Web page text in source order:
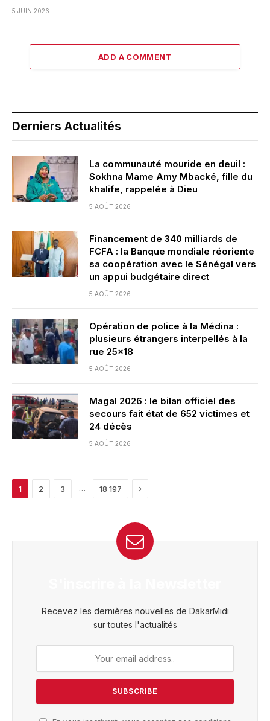
5 JUIN 2026
ADD A COMMENT
Derniers Actualités
La communauté mouride en deuil :
Sokhna Mame Amy Mbacké, fille du
khalife, rappelée à Dieu
5 AOÛT 2026
Financement de 340 milliards de
FCFA : la Banque mondiale réoriente
sa coopération avec le Sénégal vers
un appui budgétaire direct
5 AOÛT 2026
Opération de police à la Médina :
plusieurs étrangers interpellés à la
rue 25×18
5 AOÛT 2026
Magal 2026 : le bilan officiel des
secours fait état de 652 victimes et
24 décès
5 AOÛT 2026
1 2 3 … 18 197 Next
Recevez les dernières nouvelles de DakarMidi
sur toutes l'actualités